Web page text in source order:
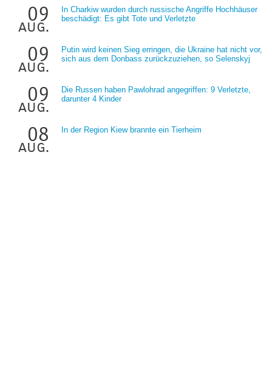
09
aug.
In Charkiw wurden durch russische Angriffe Hochhäuser
beschädigt: Es gibt Tote und Verletzte
09
aug.
Putin wird keinen Sieg erringen, die Ukraine hat nicht vor,
sich aus dem Donbass zurückzuziehen, so Selenskyj
09
aug.
Die Russen haben Pawlohrad angegriffen: 9 Verletzte,
darunter 4 Kinder
08
aug.
In der Region Kiew brannte ein Tierheim